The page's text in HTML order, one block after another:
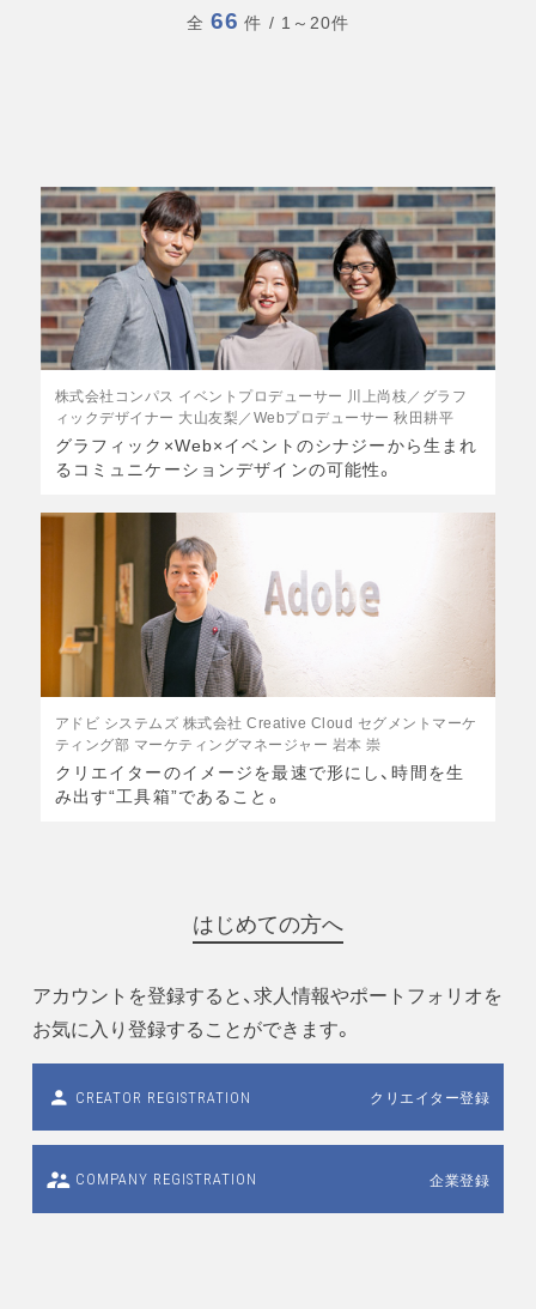
全 66 件 / 1～20件
株式会社コンパス イベントプロデューサー 川上尚枝／グラフ
ィックデザイナー 大山友梨／Webプロデューサー 秋田耕平
グラフィック×Web×イベントのシナジーから生まれ
るコミュニケーションデザインの可能性。
アドビ システムズ 株式会社 Creative Cloud セグメントマーケ
ティング部 マーケティングマネージャー 岩本 崇
クリエイターのイメージを最速で形にし、時間を生
み出す“工具箱”であること。
はじめての方へ
アカウントを登録すると、求人情報やポートフォリオを
お気に入り登録することができます。
CREATOR REGISTRATION クリエイター登録
COMPANY REGISTRATION 企業登録